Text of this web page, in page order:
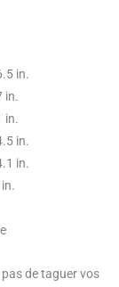
in.
in.
in.
in.
in.
de taguer vos